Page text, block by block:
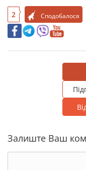
2 Сподобалося
Залиште Ваш